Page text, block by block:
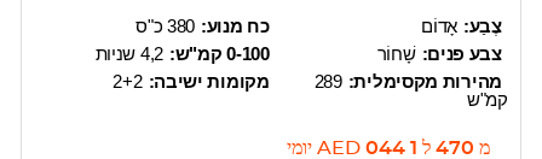
כח מנוע: 380 כ"ס
0-100 קמ"ש:
4,2 שניות
מקומות ישיבה: 2+2
צֶבַע: אָדוֹם
צבע פנים: שָׁחוֹר
מהירות מקסימלית: 289
קמ"ש
מ 470 ל 1 044
AED יומי